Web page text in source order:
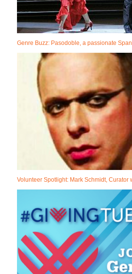
Genre Buzz: Pasodoble, a passionate
Volunteer Spotlight: Mark Schmidt, Curator